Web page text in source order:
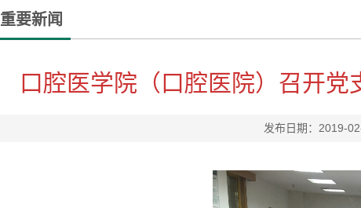
重要新闻
口腔医学院（口腔医院）召开
发布日期：